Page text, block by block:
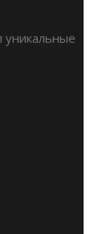
уникальные